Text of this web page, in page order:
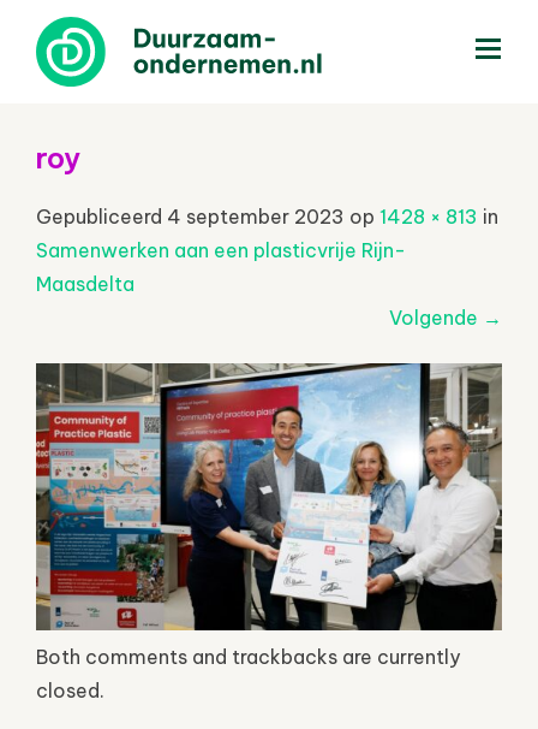
roy
Gepubliceerd 4 september 2023 op 1428 × 813 in
Samenwerken aan een plasticvrije Rijn-
Maasdelta
Volgende →
Both comments and trackbacks are currently
closed.